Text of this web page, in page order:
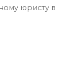
юристу в